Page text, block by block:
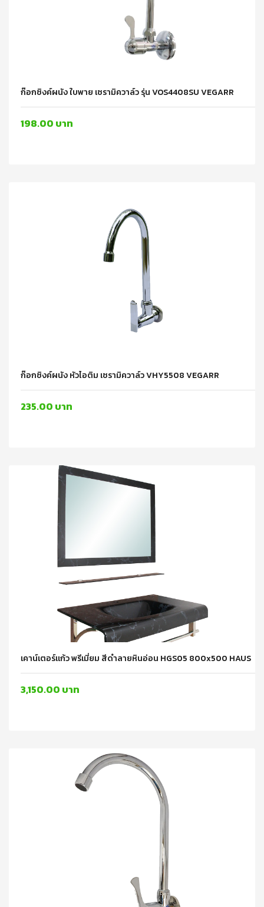
ก๊อกซิงค์ผนัง ใบพาย เซรามิควาล์ว รุ่น VOS4408SU VEGARR
198.00 บาท
ก๊อกซิงค์ผนัง หัวไอติม เซรามิควาล์ว VHY5508 VEGARR
235.00 บาท
เคาน์เตอร์แก้ว พรีเมี่ยม สีดำลายหินอ่อน HGS05 800x500 HAUS
3,150.00 บาท